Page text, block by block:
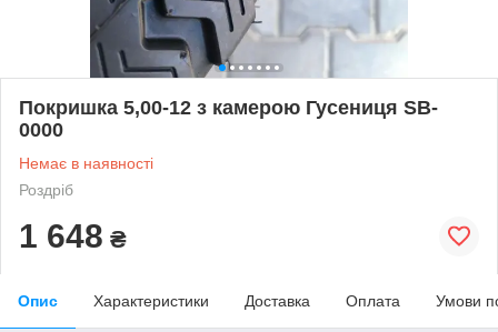
Покришка 5,00-12 з камерою Гусениця SB-
0000
Немає в наявності
Роздріб
1 648 ₴
Опис Характеристики Доставка Оплата Умови